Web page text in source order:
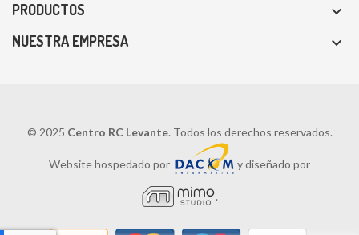
PRODUCTOS 
NUESTRA EMPRESA 
© 2025 Centro RC Levante. Todos los derechos reservados.
Website hospedado por y diseñado por
.